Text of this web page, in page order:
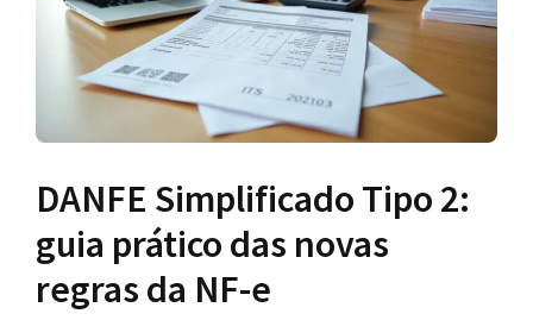
DANFE Simplificado Tipo 2:
guia prático das novas
regras da NF-e